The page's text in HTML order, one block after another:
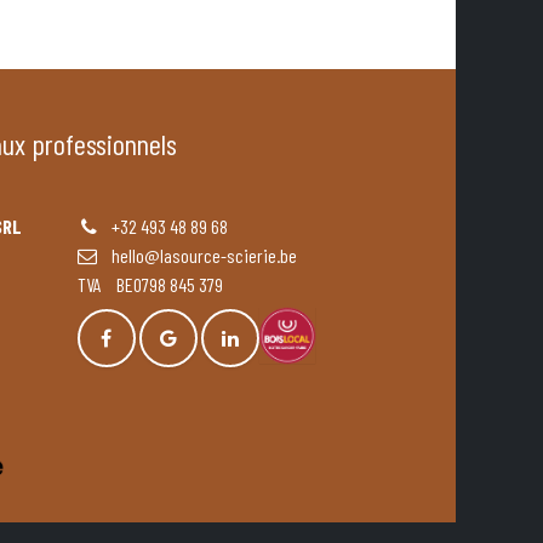
professionnels
+32 493 48 89 68
hello@lasource-scierie.be
TVA BE0798 845 379